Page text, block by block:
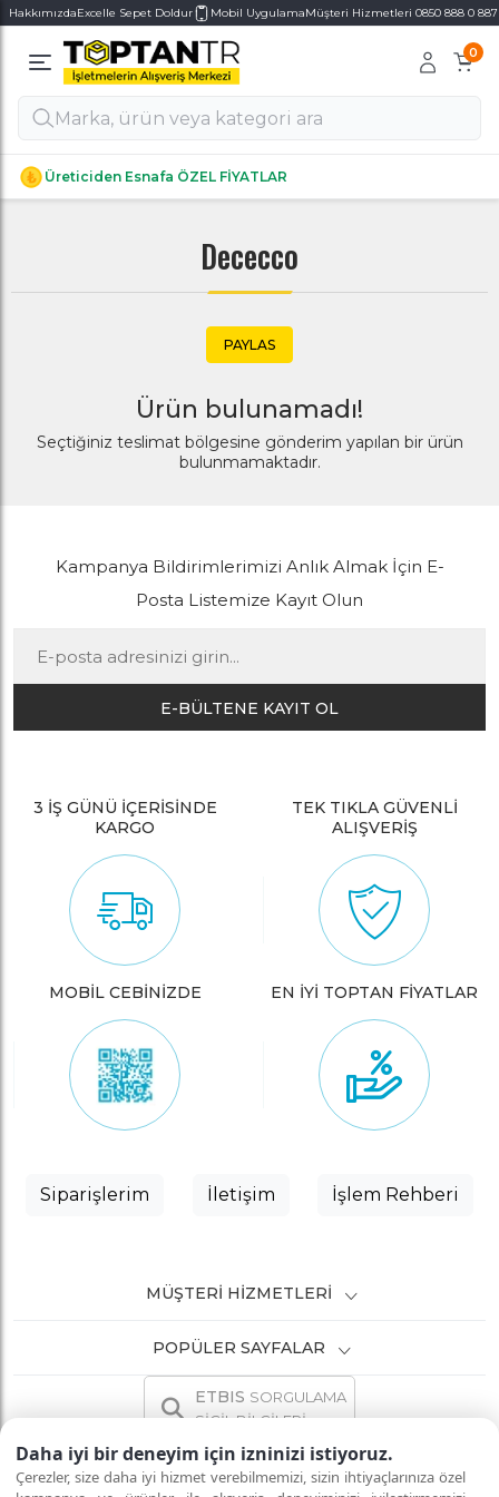
Daha iyi bir deneyim için izninizi istiyoruz.
Çerezler, size daha iyi hizmet verebilmemizi, sizin ihtiyaçlarınıza özel
HakkımızdaExcelle Sepet Doldur Mobil UygulamaMüşteri Hizmetleri 0850 888 0 887
0
Üreticiden Esnafa ÖZEL FİYATLAR
Alt Kategoriler
Alt Kategoriler
Dececco
PAYLAS
Ürün bulunamadı!
Seçtiğiniz teslimat bölgesine gönderim yapılan bir ürün
bulunmamaktadır.
Kampanya Bildirimlerimizi Anlık Almak İçin E-
Posta Listemize Kayıt Olun
E-BÜLTENE KAYIT OL
3 İŞ GÜNÜ İÇERİSİNDE
KARGO
TEK TIKLA GÜVENLİ
ALIŞVERİŞ
MOBİL CEBİNİZDE EN İYİ TOPTAN FİYATLAR
Siparişlerim İletişim İşlem Rehberi
MÜŞTERI HIZMETLERI
POPÜLER SAYFALAR
ETBIS SORGULAMA
SİCİL BİLGİLERİ